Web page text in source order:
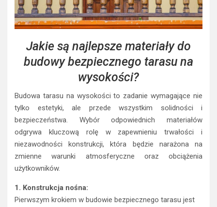
Jakie są najlepsze materiały do
budowy bezpiecznego tarasu na
wysokości?
Budowa tarasu na wysokości to zadanie wymagające nie
tylko estetyki, ale przede wszystkim solidności i
bezpieczeństwa. Wybór odpowiednich materiałów
odgrywa kluczową rolę w zapewnieniu trwałości i
niezawodności konstrukcji, która będzie narażona na
zmienne warunki atmosferyczne oraz obciążenia
użytkowników.
1. Konstrukcja nośna:
Pierwszym krokiem w budowie bezpiecznego tarasu jest